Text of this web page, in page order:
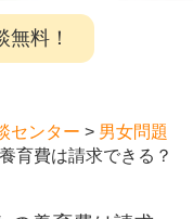
無料！
センター > 男女問題
育費は請求できる？